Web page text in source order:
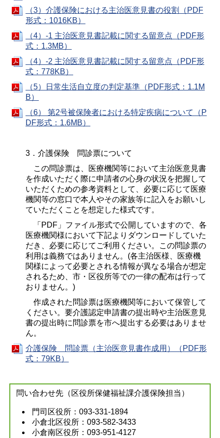
（3）介護保険における主治医意見書の役割（PDF
形式：1016KB）
（4）-1 主治医意見書記載に関する留意点（PDF形
式：1.3MB）
（4）-2 主治医意見書記載に関する留意点（PDF形
式：778KB）
（5）日常生活自立度の判定基準（PDF形式：1.1M
B）
（6） 第2号被保険者における特定疾病について（P
DF形式：1.6MB）
3．介護保険 問診票について
この問診票は、医療機関等において主治医意見書
を作成いただく際に申請者の心身の状況を把握して
いただくための参考資料として、必要に応じて医療
機関等の窓口で本人やその家族等に記入をお願いし
ていただくことを想定した様式です。
「PDF」ファイル形式で公開していますので、各
医療機関様において下記よりダウンロードしていた
だき、必要に応じてご利用ください。この問診票の
利用は義務ではありません。(各主治医様、医療機
関様によって必要とされる情報が異なる場合が想定
されるため、市・区役所等での一律の配布は行って
おりません。)
作成された問診票は医療機関等において保管して
ください。要介護認定申請書の提出時や主治医意見
書の提出時に問診票を市へ提出する必要はありませ
ん。
介護保険 問診票（主治医意見書作成用）（PDF形
式：79KB）
問い合わせ先（区役所保健福祉課介護保険担当）
門司区役所：093-331-1894
小倉北区役所：093-582-3433
小倉南区役所：093-951-4127